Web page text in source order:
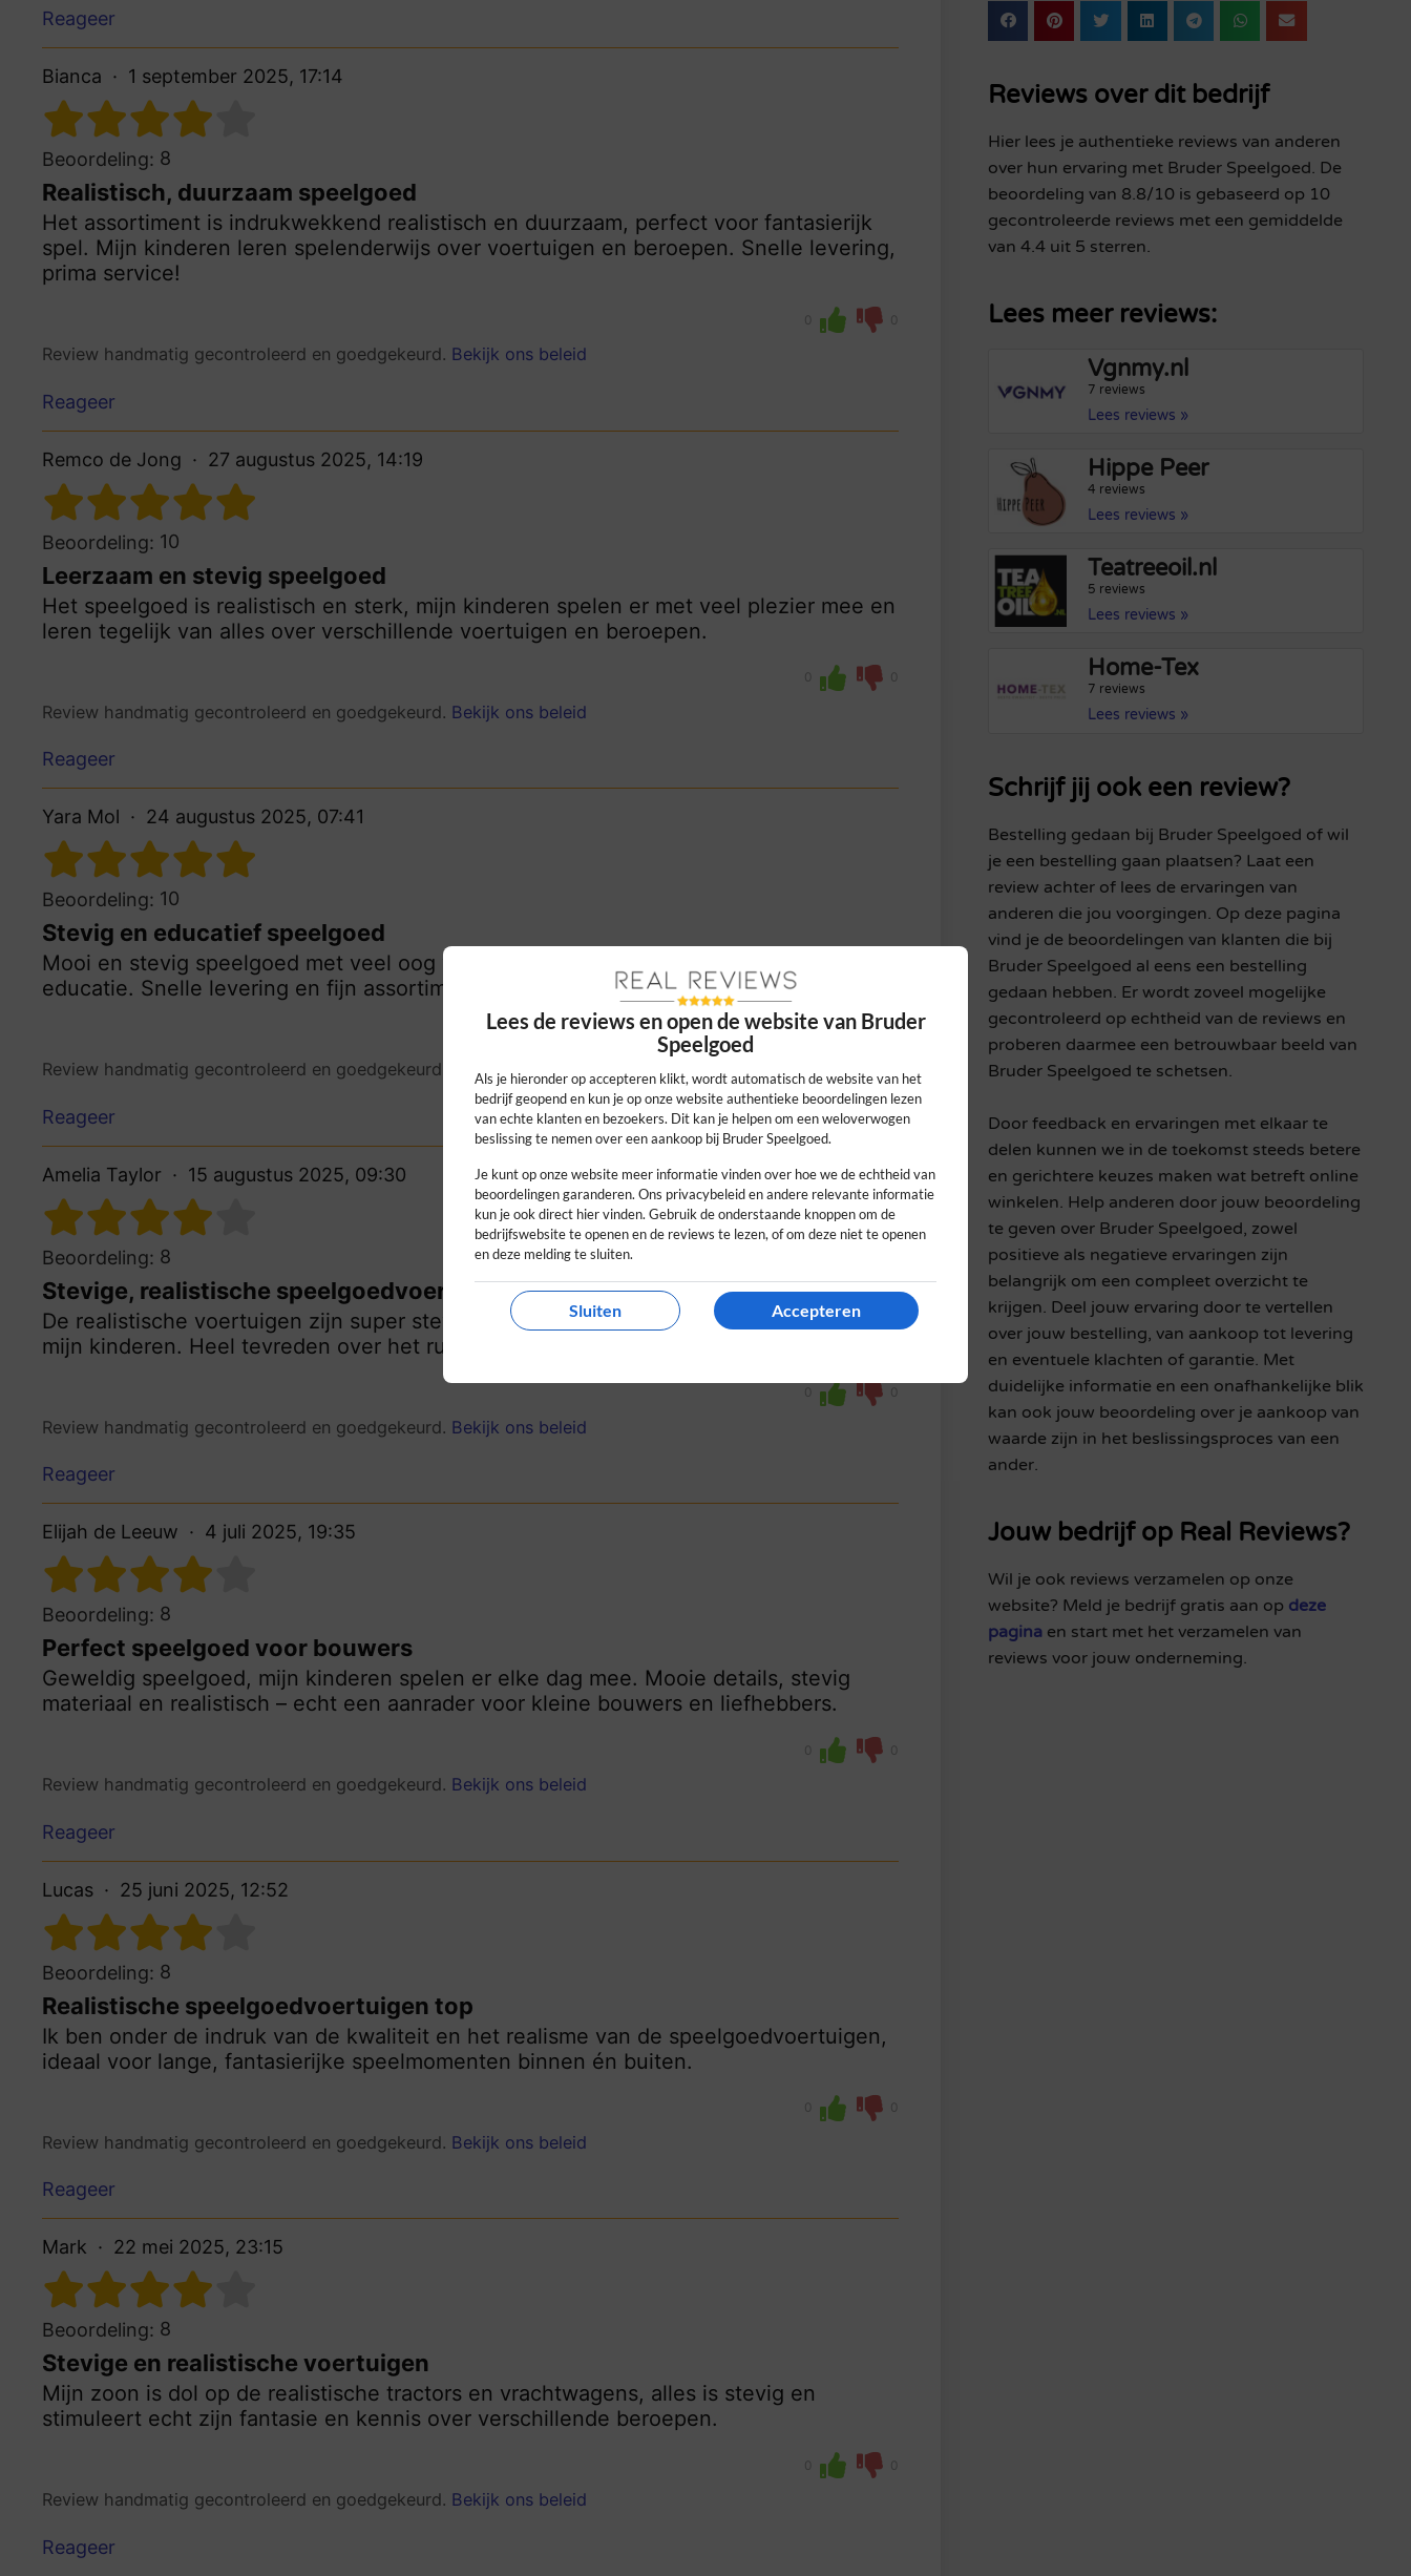
Reageer
Bianca 1 september 2025, 17:14
Beoordeling: 8
Realistisch, duurzaam speelgoed
Het assortiment is indrukwekkend realistisch en duurzaam, perfect voor fantasierijk
spel. Mijn kinderen leren spelenderwijs over voertuigen en beroepen. Snelle levering,
prima service!
0 0
Review handmatig gecontroleerd en goedgekeurd. Bekijk ons beleid
Reageer
Remco de Jong 27 augustus 2025, 14:19
Beoordeling: 10
Leerzaam en stevig speelgoed
Het speelgoed is realistisch en sterk, mijn kinderen spelen er met veel plezier mee en
leren tegelijk van alles over verschillende voertuigen en beroepen.
0 0
Review handmatig gecontroleerd en goedgekeurd. Bekijk ons beleid
Reageer
Yara Mol 24 augustus 2025, 07:41
Beoordeling: 10
Stevig en educatief speelgoed
Mooi en stevig speelgoed met veel oog voor detail, perfect voor uren speelplezier en
educatie. Snelle levering en fijn assortiment aan voertuigen.
Review handmatig gecontroleerd en goedgekeurd. Bekijk ons beleid
Reageer
Amelia Taylor 15 augustus 2025, 09:30
Beoordeling: 8
Stevige, realistische speelgoedvoertuigen
De realistische voertuigen zijn super stevig en stimuleren echt het fantasiespel van
mijn kinderen. Heel tevreden over het ruime aanbod en de kwaliteit.
0 0
Review handmatig gecontroleerd en goedgekeurd. Bekijk ons beleid
Reageer
Elijah de Leeuw 4 juli 2025, 19:35
Beoordeling: 8
Perfect speelgoed voor bouwers
Geweldig speelgoed, mijn kinderen spelen er elke dag mee. Mooie details, stevig
materiaal en realistisch – echt een aanrader voor kleine bouwers en liefhebbers.
0 0
Review handmatig gecontroleerd en goedgekeurd. Bekijk ons beleid
Reageer
Lucas 25 juni 2025, 12:52
Beoordeling: 8
Realistische speelgoedvoertuigen top
Ik ben onder de indruk van de kwaliteit en het realisme van de speelgoedvoertuigen,
ideaal voor lange, fantasierijke speelmomenten binnen én buiten.
0 0
Review handmatig gecontroleerd en goedgekeurd. Bekijk ons beleid
Reageer
Mark 22 mei 2025, 23:15
Beoordeling: 8
Stevige en realistische voertuigen
Mijn zoon is dol op de realistische tractors en vrachtwagens, alles is stevig en
stimuleert echt zijn fantasie en kennis over verschillende beroepen.
0 0
Review handmatig gecontroleerd en goedgekeurd. Bekijk ons beleid
Reageer
Reviews over dit bedrijf
Hier lees je authentieke reviews van anderen
over hun ervaring met Bruder Speelgoed. De
beoordeling van 8.8/10 is gebaseerd op 10
gecontroleerde reviews met een gemiddelde
van 4.4 uit 5 sterren.
Lees meer reviews:
Vgnmy.nl
7 reviews
Lees reviews »
Hippe Peer
4 reviews
Lees reviews »
Teatreeoil.nl
5 reviews
Lees reviews »
Home-Tex
7 reviews
Lees reviews »
Schrijf jij ook een review?
Bestelling gedaan bij Bruder Speelgoed of wil
je een bestelling gaan plaatsen? Laat een
review achter of lees de ervaringen van
anderen die jou voorgingen. Op deze pagina
vind je de beoordelingen van klanten die bij
Bruder Speelgoed al eens een bestelling
gedaan hebben. Er wordt zoveel mogelijke
gecontroleerd op echtheid van de reviews en
proberen daarmee een betrouwbaar beeld van
Bruder Speelgoed te schetsen.
Door feedback en ervaringen met elkaar te
delen kunnen we in de toekomst steeds betere
en gerichtere keuzes maken wat betreft online
winkelen. Help anderen door jouw beoordeling
te geven over Bruder Speelgoed, zowel
positieve als negatieve ervaringen zijn
belangrijk om een compleet overzicht te
krijgen. Deel jouw ervaring door te vertellen
over jouw bestelling, van aankoop tot levering
en eventuele klachten of garantie. Met
duidelijke informatie en een onafhankelijke blik
kan ook jouw beoordeling over je aankoop van
waarde zijn in het beslissingsproces van een
ander.
Jouw bedrijf op Real Reviews?
Wil je ook reviews verzamelen op onze
website? Meld je bedrijf gratis aan op deze
paginaen start met het verzamelen van
reviews voor jouw onderneming.
Lees de reviews en open de website van Bruder
Speelgoed
Als je hieronder op accepteren klikt, wordt automatisch de website van het
bedrijf geopend en kun je op onze website authentieke beoordelingen lezen
van echte klanten en bezoekers. Dit kan je helpen om een weloverwogen
beslissing te nemen over een aankoop bij Bruder Speelgoed.
Je kunt op onze website meer informatie vinden over hoe we de echtheid van
beoordelingen garanderen. Ons privacybeleid en andere relevante informatie
kun je ook direct hier vinden. Gebruik de onderstaande knoppen om de
bedrijfswebsite te openen en de reviews te lezen, of om deze niet te openen
en deze melding te sluiten.
Sluiten Accepteren